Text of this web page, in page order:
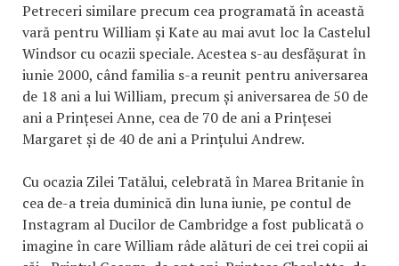
Petreceri similare precum cea programată în această
vară pentru William și Kate au mai avut loc la Castelul
Windsor cu ocazii speciale. Acestea s-au desfășurat în
iunie 2000, când familia s-a reunit pentru aniversarea
de 18 ani a lui William, precum și aniversarea de 50 de
ani a Prințesei Anne, cea de 70 de ani a Prințesei
Margaret și de 40 de ani a Prințului Andrew.
Cu ocazia Zilei Tatălui, celebrată în Marea Britanie în
cea de-a treia duminică din luna iunie, pe contul de
Instagram al Ducilor de Cambridge a fost publicată o
imagine în care William râde alături de cei trei copii ai